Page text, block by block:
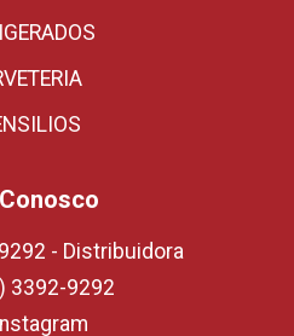
- Distribuidora
3392-9292
Instagram